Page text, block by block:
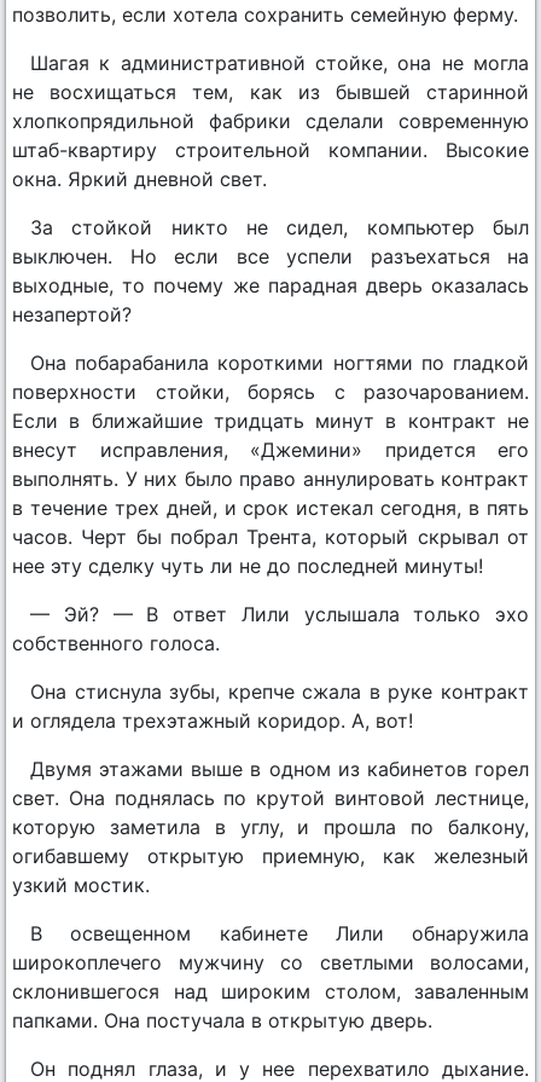
позволить, если хотела сохранить семейную ферму.
Шагая к административной стойке, она не могла
не восхищаться тем, как из бывшей старинной
хлопкопрядильной фабрики сделали современную
штаб-квартиру строительной компании. Высокие
окна. Яркий дневной свет.
За стойкой никто не сидел, компьютер был
выключен. Но если все успели разъехаться на
выходные, то почему же парадная дверь оказалась
незапертой?
Она побарабанила короткими ногтями по гладкой
поверхности стойки, борясь с разочарованием.
Если в ближайшие тридцать минут в контракт не
внесут исправления, «Джемини» придется его
выполнять. У них было право аннулировать контракт
в течение трех дней, и срок истекал сегодня, в пять
часов. Черт бы побрал Трента, который скрывал от
нее эту сделку чуть ли не до последней минуты!
— Эй? — В ответ Лили услышала только эхо
собственного голоса.
Она стиснула зубы, крепче сжала в руке контракт
и оглядела трехэтажный коридор. А, вот!
Двумя этажами выше в одном из кабинетов горел
свет. Она поднялась по крутой винтовой лестнице,
которую заметила в углу, и прошла по балкону,
огибавшему открытую приемную, как железный
узкий мостик.
В освещенном кабинете Лили обнаружила
широкоплечего мужчину со светлыми волосами,
склонившегося над широким столом, заваленным
папками. Она постучала в открытую дверь.
Он поднял глаза, и у нее перехватило дыхание.